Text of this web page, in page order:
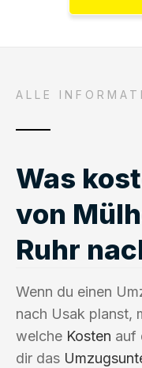
ALLE
Was
von
Ruhr
Wenn du einen
nach Usak planst,
welche Kosten auf
dir das